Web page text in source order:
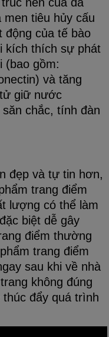
nền của da
men tiêu hủy cấu
động của tế bào
kích thích sự phát
(bao gồm:
và tăng
giữ nước
chắc, tính đàn
đẹp và tự tin hơn,
trang điểm
lượng có thể làm
biệt dễ gây
điểm thường
trang điểm
sau khi về nhà
không đúng
đẩy quá trình